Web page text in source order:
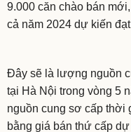
9.000 căn chào bán
cả năm 2024 dự kiến
Đây sẽ là lượng nguồn
tại Hà Nội trong vòng 5
nguồn cung sơ cấp thời
bằng giá bán thứ cấp